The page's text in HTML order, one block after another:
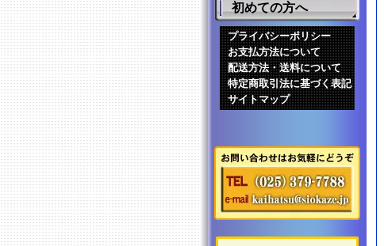
初めての方へ
プライバシーポリシー
お支払方法について
配送方法・送料について
特定商取引法に基づく表記
サイトマップ